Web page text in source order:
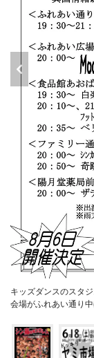
キッズダンスのスタ
会場がふれあい通り